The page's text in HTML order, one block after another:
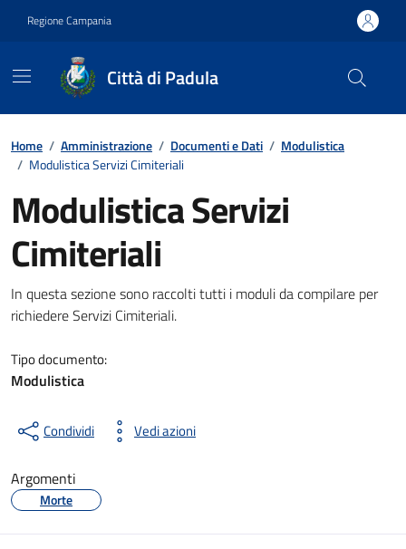
Regione Campania
Città di Padula
Contenuti in evidenza
Home / Amministrazione / Documenti e Dati / Modulistica
/ Modulistica Servizi Cimiteriali
Modulistica Servizi
Cimiteriali
Dettagli del documento
In questa sezione sono raccolti tutti i moduli da compilare per
richiedere Servizi Cimiteriali.
Tipo documento:
Modulistica
Condividi Vedi azioni
Argomenti
Morte